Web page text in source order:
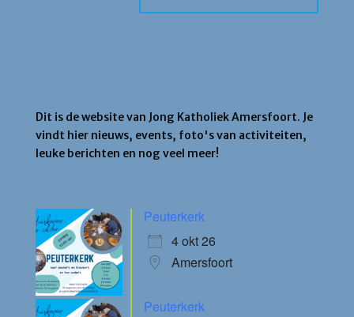
Dit is de website van Jong Katholiek Amersfoort. Je
vindt hier nieuws, events, foto's van activiteiten,
leuke berichten en nog veel meer!
Peuterkerk
4 okt 26
Amersfoort
Peuterkerk